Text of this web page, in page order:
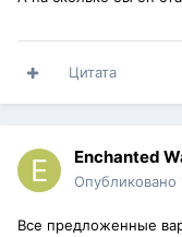
Цитата
Enchanted
Опубликовано
Все предложенные